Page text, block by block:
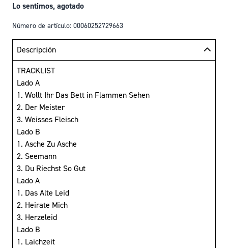
Lo sentimos, agotado
Número de artículo: 00060252729663
Descripción
TRACKLIST
Lado A
1. Wollt Ihr Das Bett in Flammen Sehen
2. Der Meister
3. Weisses Fleisch
Lado B
1. Asche Zu Asche
2. Seemann
3. Du Riechst So Gut
Lado A
1. Das Alte Leid
2. Heirate Mich
3. Herzeleid
Lado B
1. Laichzeit